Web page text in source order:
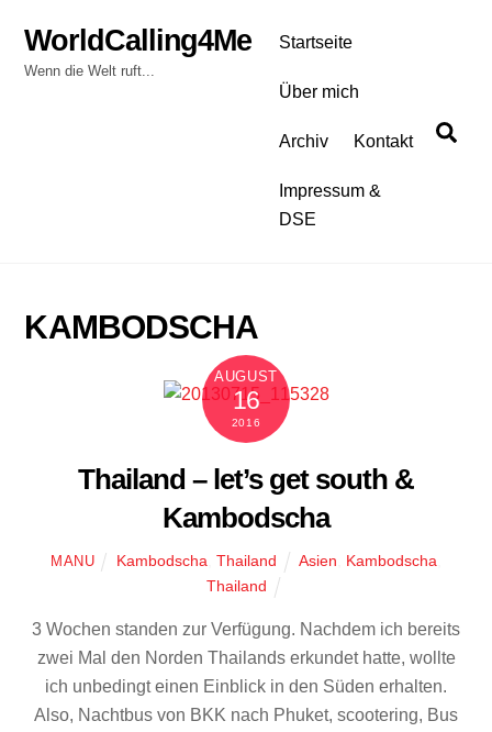
content
WorldCalling4Me
Wenn die Welt ruft...
Startseite
Über mich
Archiv Kontakt
Impressum &
DSE
KAMBODSCHA
AUGUST
16
2016
Thailand – let’s get south &
Kambodscha
MANU Kambodscha ,Thailand Asien Kambodscha
Thailand
3 Wochen standen zur Verfügung. Nachdem ich bereits
zwei Mal den Norden Thailands erkundet hatte, wollte
ich unbedingt einen Einblick in den Süden erhalten.
Also, Nachtbus von BKK nach Phuket, scootering, Bus